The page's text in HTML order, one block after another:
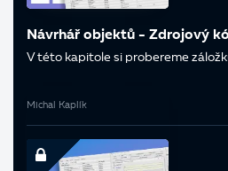
Návrhář objektů - Zdrojový
V této kapitole si probereme
Michal Kaplík